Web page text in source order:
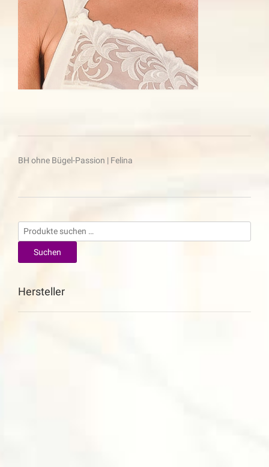
Beitragsnavigation
BH ohne Bügel-Passion | Felina
Suchen
nach:
Suchen
Hersteller